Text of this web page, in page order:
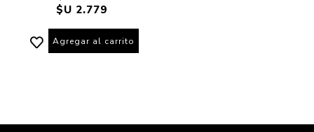
$U 2.779
Agregar al carrito